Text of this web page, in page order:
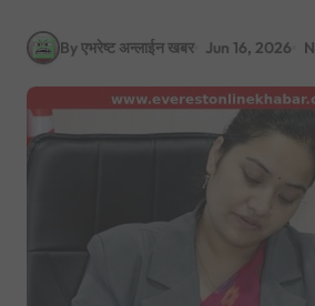
By एभरेष्ट अन्लाईन खबर Jun 16, 2026